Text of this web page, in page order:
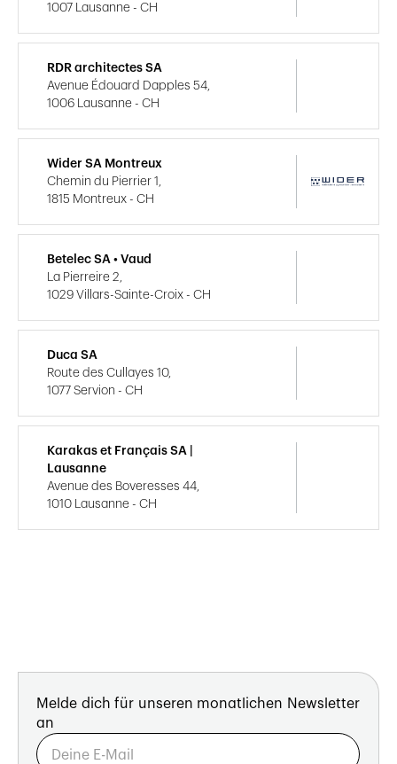
1007 Lausanne - CH
RDR architectes SA
Avenue Édouard Dapples 54,
1006 Lausanne - CH
Wider SA Montreux
Chemin du Pierrier 1,
1815 Montreux - CH
Betelec SA • Vaud
La Pierreire 2,
1029 Villars-Sainte-Croix - CH
Duca SA
Route des Cullayes 10,
1077 Servion - CH
Karakas et Français SA |
Lausanne
Avenue des Boveresses 44,
1010 Lausanne - CH
Melde dich für unseren monatlichen Newsletter
an